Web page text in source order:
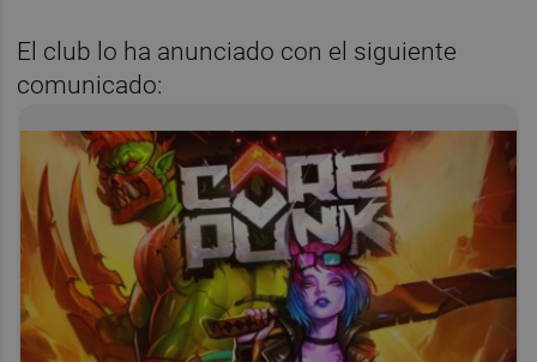
El club lo ha anunciado con el siguiente
comunicado: